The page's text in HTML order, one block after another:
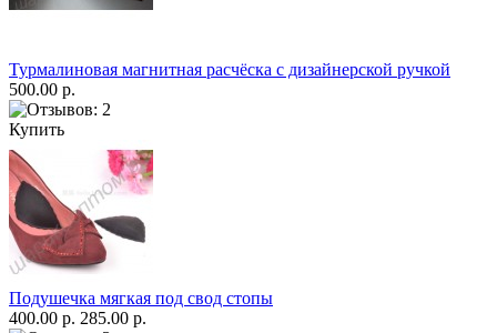
Турмалиновая магнитная расчёска с дизайнерской ручкой
500.00 р.
Купить
Подушечка мягкая под свод стопы
400.00 р. 285.00 р.